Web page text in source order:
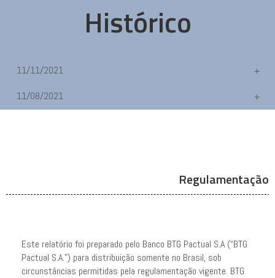
Histórico
11/11/2021
11/08/2021
Regulamentação
Este relatório foi preparado pelo Banco BTG Pactual S.A (“BTG
Pactual S.A.”) para distribuição somente no Brasil, sob
circunstâncias permitidas pela regulamentação vigente. BTG